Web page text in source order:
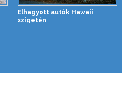
Elhagyott autók Hawaii
szigetén